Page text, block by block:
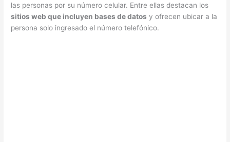
las personas por su número celular. Entre ellas destacan los
sitios web que incluyen bases de datos y ofrecen ubicar a la
persona solo ingresado el número telefónico.